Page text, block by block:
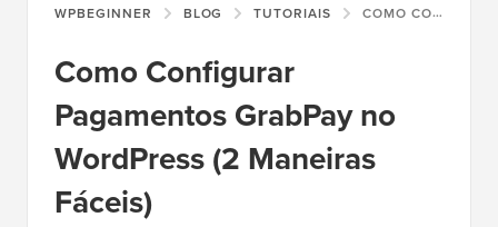
WPBEGINNER BLOG TUTORIAIS COMO CONFIGURAR PAGAMENTOS GRABPAY NO WORDPRESS (2 MANEIRAS FÁCEIS)
Como Configurar
Pagamentos GrabPay no
WordPress (2 Maneiras
Fáceis)